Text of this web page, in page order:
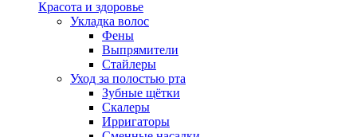
Красота и здоровье
Укладка волос
Фены
Выпрямители
Стайлеры
Уход за полостью рта
Зубные щётки
Скалеры
Ирригаторы